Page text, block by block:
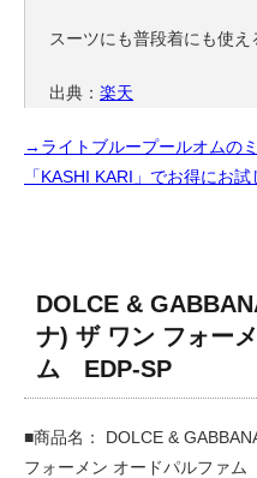
スーツにも普段着にも使え
出典： 楽天
→ライトブループールオムの
「KASHI KARI」でお得にお試
DOLCE &
ナ) ザ ワン フォー
ム EDP-SP
■商品名： DOLCE &
フォーメン オードパルファ